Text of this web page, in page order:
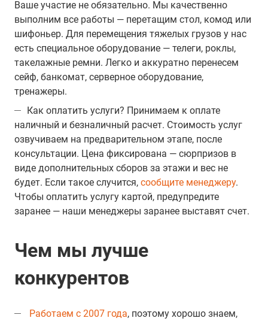
Ваше участие не обязательно. Мы качественно
выполним все работы — перетащим стол, комод или
шифоньер. Для перемещения тяжелых грузов у нас
есть специальное оборудование — телеги, роклы,
такелажные ремни. Легко и аккуратно перенесем
сейф, банкомат, серверное оборудование,
тренажеры.
Как оплатить услуги? Принимаем к оплате
наличный и безналичный расчет. Стоимость услуг
озвучиваем на предварительном этапе, после
консультации. Цена фиксирована — сюрпризов в
виде дополнительных сборов за этажи и вес не
будет. Если такое случится, сообщите менеджеру.
Чтобы оплатить услугу картой, предупредите
заранее — наши менеджеры заранее выставят счет.
Чем мы лучше
конкурентов
Работаем с 2007 года, поэтому хорошо знаем,